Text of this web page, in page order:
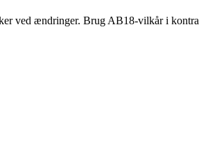
ved ændringer. Brug AB18‑vilkår i